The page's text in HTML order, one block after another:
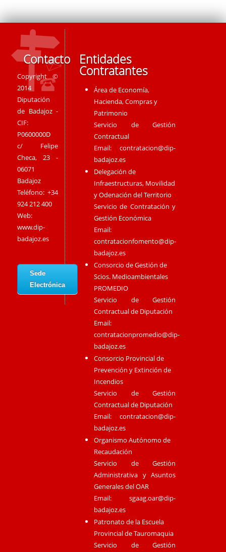
Contacto
Copyright ©
2014
Diputación
de Badajoz -
CIF:
P0600000D
c/ Felipe
Checa, 23 -
06071
Badajoz
Teléfono: +34
924 212 400
Web:
www.dip-
badajoz.es
Sede
Electrónica
Entidades
Contratantes
Área de Economía,
Hacienda, Compras y
Patrimonio
Servicio de Gestión
Contractual
Email:contratacion@dip-
badajoz.es
Delegación de
Infraestructuras, Movilidad
y Odenación del Territorio
Servicio de Contratación y
Gestión Económica
Email:
contratacionfomento@dip-
badajoz.es
Consorcio de Gestión de
Scios. Medioambientales
PROMEDIO
Servicio de Gestión
Contractual de Diputación
Email:
contratacionpromedio@dip-
badajoz.es
Consorcio Provincial de
Prevención y Extinción de
Incendios
Servicio de Gestión
Contractual de Diputación
Email:contratacion@dip-
badajoz.es
Organismo Autónomo de
Recaudación
Servicio de Gestión
Administrativa y Asuntos
Generales del OAR
Email:sgaag.oar@dip-
badajoz.es
Patronato de la Escuela
Provincial de Tauromaquia
Servicio de Gestión